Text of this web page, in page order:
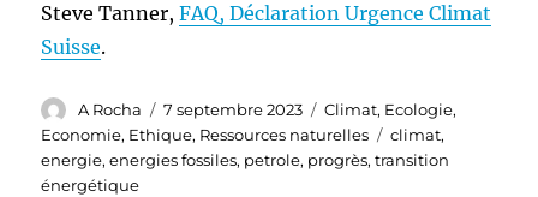
Steve Tanner,FAQ, Déclaration Urgence Climat
Suisse.
Auteur
A Rocha
Publié
le
7 septembre 2023 Catégories
Climat, Ecologie,
Economie, Ethique, Ressources naturelles Étiquettes
climat,
energie,energies fossiles, petrole, progrès,transition
énergétique